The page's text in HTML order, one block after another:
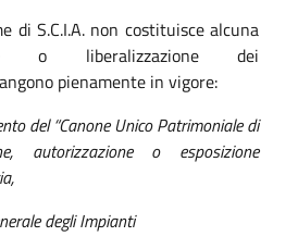
di S.C.I.A. non costituisce alcuna
o liberalizzazione dei
pienamente in vigore:
del “Canone Unico Patrimoniale di
autorizzazione o esposizione
degli Impianti